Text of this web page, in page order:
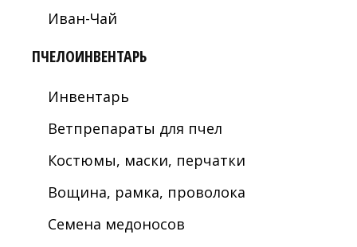
Иван-Чай
ПЧЕЛОИНВЕНТАРЬ
Инвентарь
Ветпрепараты для пчел
Костюмы, маски, перчатки
Вощина, рамка, проволока
Семена медоносов